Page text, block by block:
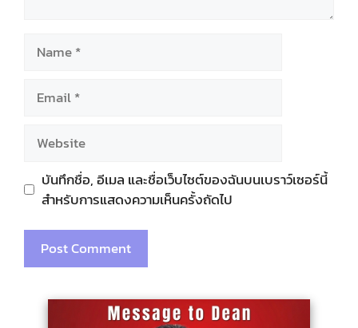
บันทึกชื่อ, อีเมล และชื่อเว็บไซต์ของฉันบนเบราว์เซอร์นี้
สำหรับการแสดงความเห็นครั้งถัดไป